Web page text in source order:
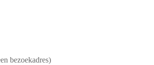
bezoekadres)